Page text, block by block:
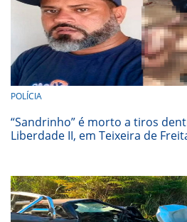
POLÍCIA
“Sandrinho” é morto a tiros
Liberdade II, em Teixeira de